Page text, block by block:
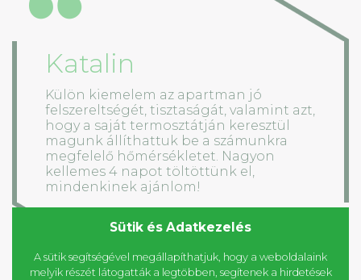
Katalin
Külön kiemelem az apartman jó
felszereltségét, tisztaságát, valamint azt,
hogy a saját termosztátján keresztül
magunk állíthattuk be a számunkra
megfelelő hőmérsékletet. Nagyon
kellemes 4 napot töltöttünk el,
mindenkinek ajánlom!
Sütik és Adatkezelés
A sütik segítségével megállapíthatjuk, hogy a weboldalaink
melyik részét látogatták a legtöbben, segítenek a hirdetések